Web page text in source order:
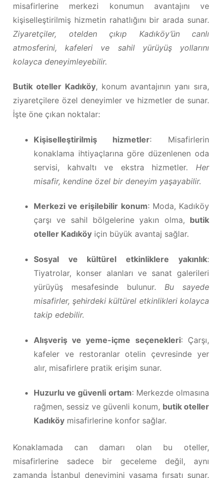
misafirlerine merkezi konumun avantajını ve
kişiselleştirilmiş hizmetin rahatlığını bir arada sunar.
Ziyaretçiler, otelden çıkıp Kadıköy’ün canlı
atmosferini, kafeleri ve sahil yürüyüş yollarını
kolayca deneyimleyebilir.
Butik oteller Kadıköy, konum avantajının yanı sıra,
ziyaretçilere özel deneyimler ve hizmetler de sunar.
İşte öne çıkan noktalar:
Kişiselleştirilmiş hizmetler: Misafirlerin
konaklama ihtiyaçlarına göre düzenlenen oda
servisi, kahvaltı ve ekstra hizmetler. Her
misafir, kendine özel bir deneyim yaşayabilir.
Merkezi ve erişilebilir konum: Moda, Kadıköy
çarşı ve sahil bölgelerine yakın olma, butik
oteller Kadıköyiçin büyük avantaj sağlar.
Sosyal ve kültürel etkinliklere yakınlık:
Tiyatrolar, konser alanları ve sanat galerileri
yürüyüş mesafesinde bulunur. Bu sayede
misafirler, şehirdeki kültürel etkinlikleri kolayca
takip edebilir.
Alışveriş ve yeme-içme seçenekleri: Çarşı,
kafeler ve restoranlar otelin çevresinde yer
alır, misafirlere pratik erişim sunar.
Huzurlu ve güvenli ortam: Merkezde olmasına
rağmen, sessiz ve güvenli konum, butik oteller
Kadıköymisafirlerine konfor sağlar.
Konaklamada can damarı olan bu oteller,
misafirlerine sadece bir geceleme değil, aynı
zamanda İstanbul deneyimini yaşama fırsatı sunar.